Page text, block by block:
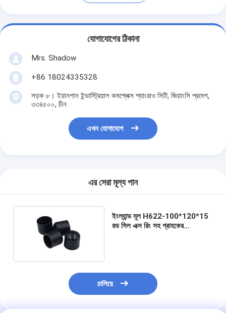
যোগাযোগের ঠিকানা
Mrs. Shadow
+86 18024335328
সড়ক ৮। ইয়ানশান ইন্ডাস্ট্রিয়াল কমপ্লেক্স শ্যাংরাও সিটি, জিয়াংসি প্রদেশ,
৩৩৪৫০০, চীন
এখন যোগাযোগ
এর সেরা মূল্য পান
ইংল্যান্ড মূল H622-100*120*15
রড সিল এক্স রিং সহ গ্রাহকের
চালিয়ে